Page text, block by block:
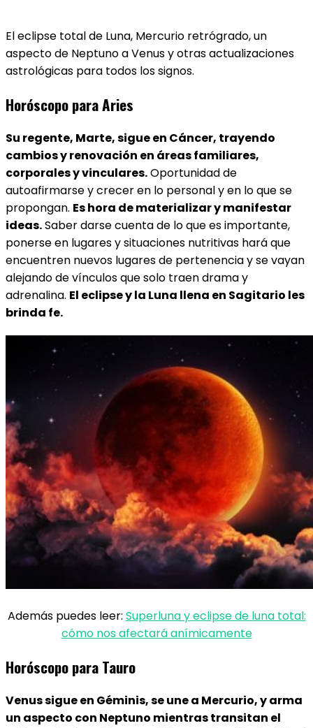
El eclipse total de Luna, Mercurio retrógrado, un
aspecto de Neptuno a Venus y otras actualizaciones
astrológicas para todos los signos.
Horóscopo para Aries
Su regente, Marte, sigue en Cáncer, trayendo
cambios y renovación en áreas familiares,
corporales y vinculares.Oportunidad de
autoafirmarse y crecer en lo personal y en lo que se
propongan. Es hora de materializar y manifestar
ideas.Saber darse cuenta de lo que es importante,
ponerse en lugares y situaciones nutritivas hará que
encuentren nuevos lugares de pertenencia y se vayan
alejando de vínculos que solo traen drama y
adrenalina. El eclipse y la Luna llena en Sagitario les
brinda fe.
Además puedes leer: Superluna y eclipse de luna total:
cómo nos afectará anímicamente
Horóscopo para Tauro
Venus sigue en Géminis, se une a Mercurio, y arma
un aspecto con Neptuno mientras transitan el